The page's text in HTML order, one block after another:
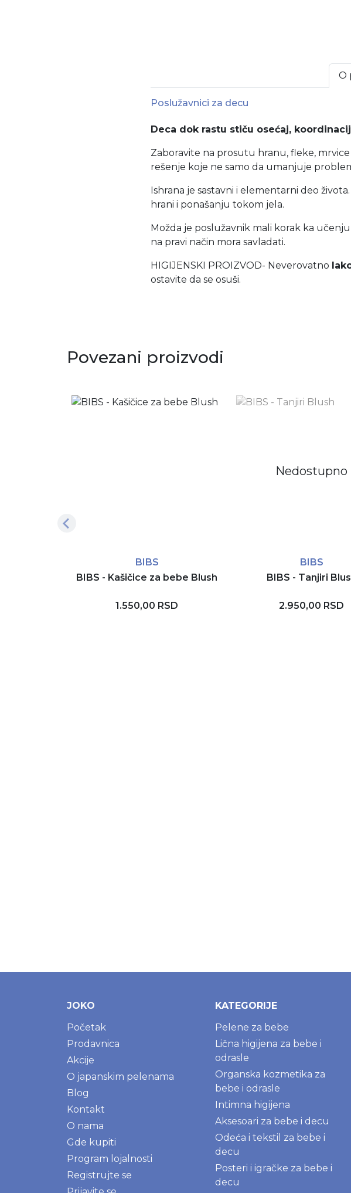
O
Poslužavnici za decu
Deca dok rastu stiču osećaj,
Zaboravite na prosutu hranu, fleke,
rešenje koje ne samo da umanjuje
Ishrana je sastavni i elementarni deo
hrani i ponašanju tokom jela.
Možda je poslužavnik mali korak ka
na pravi način mora savladati.
HIGIJENSKI PROIZVOD- Neverovatno
ostavite da se osuši.
Povezani proizvodi
BIBS
BIBS - Kašičice za bebe Blush
1.550,00 RSD
Nedostupno
BIBS
BIBS - Tanjiri
2.950,00 RSD
JOKO
Početak
Prodavnica
Akcije
O japanskim pelenama
Blog
Kontakt
O nama
Gde kupiti
Program lojalnosti
Registrujte se
KATEGORIJE
Pelene za bebe
Lična higijena za bebe i
odrasle
Organska kozmetika za
bebe i odrasle
Intimna higijena
Aksesoari za bebe i decu
Odeća i tekstil za bebe i
decu
Posteri i igračke za bebe i
decu